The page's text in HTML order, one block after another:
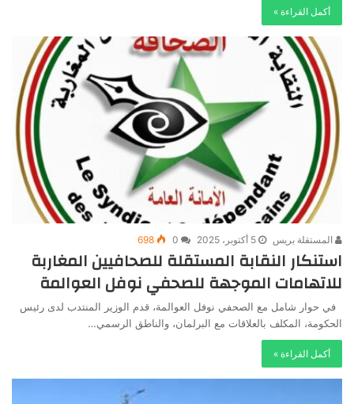
أكمل القراءة »
المستقلة بريس 5 أكتوبر، 2025 0
698
استنكار النقابة المستقلة للصحافيين المغاربة
للاتهامات الموجهة للصحفي نوفل العوالمة
في حوار شامل مع الصحفي نوفل العوالمة، قدم الوزير المنتدب لدى رئيس
الحكومة، المكلف بالعلاقات مع البرلمان، والناطق الرسمي…
أكمل القراءة »